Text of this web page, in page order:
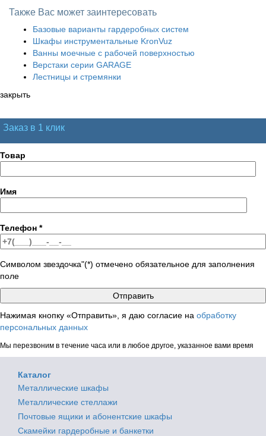
Также Вас может заинтересовать
Базовые варианты гардеробных систем
Шкафы инструментальные KronVuz
Ванны моечные с рабочей поверхностью
Верстаки серии GARAGE
Лестницы и стремянки
закрыть
Заказ в 1 клик
Товар
Имя
Телефон *
Символом звездочка"(*) отмечено обязательное для заполнения
поле
Нажимая кнопку «Отправить», я даю согласие на обработку
персональных данных
Мы перезвоним в течение часа или в любое другое, указанное вами время
Каталог
Металлические шкафы
Металлические стеллажи
Почтовые ящики и абонентские шкафы
Скамейки гардеробные и банкетки